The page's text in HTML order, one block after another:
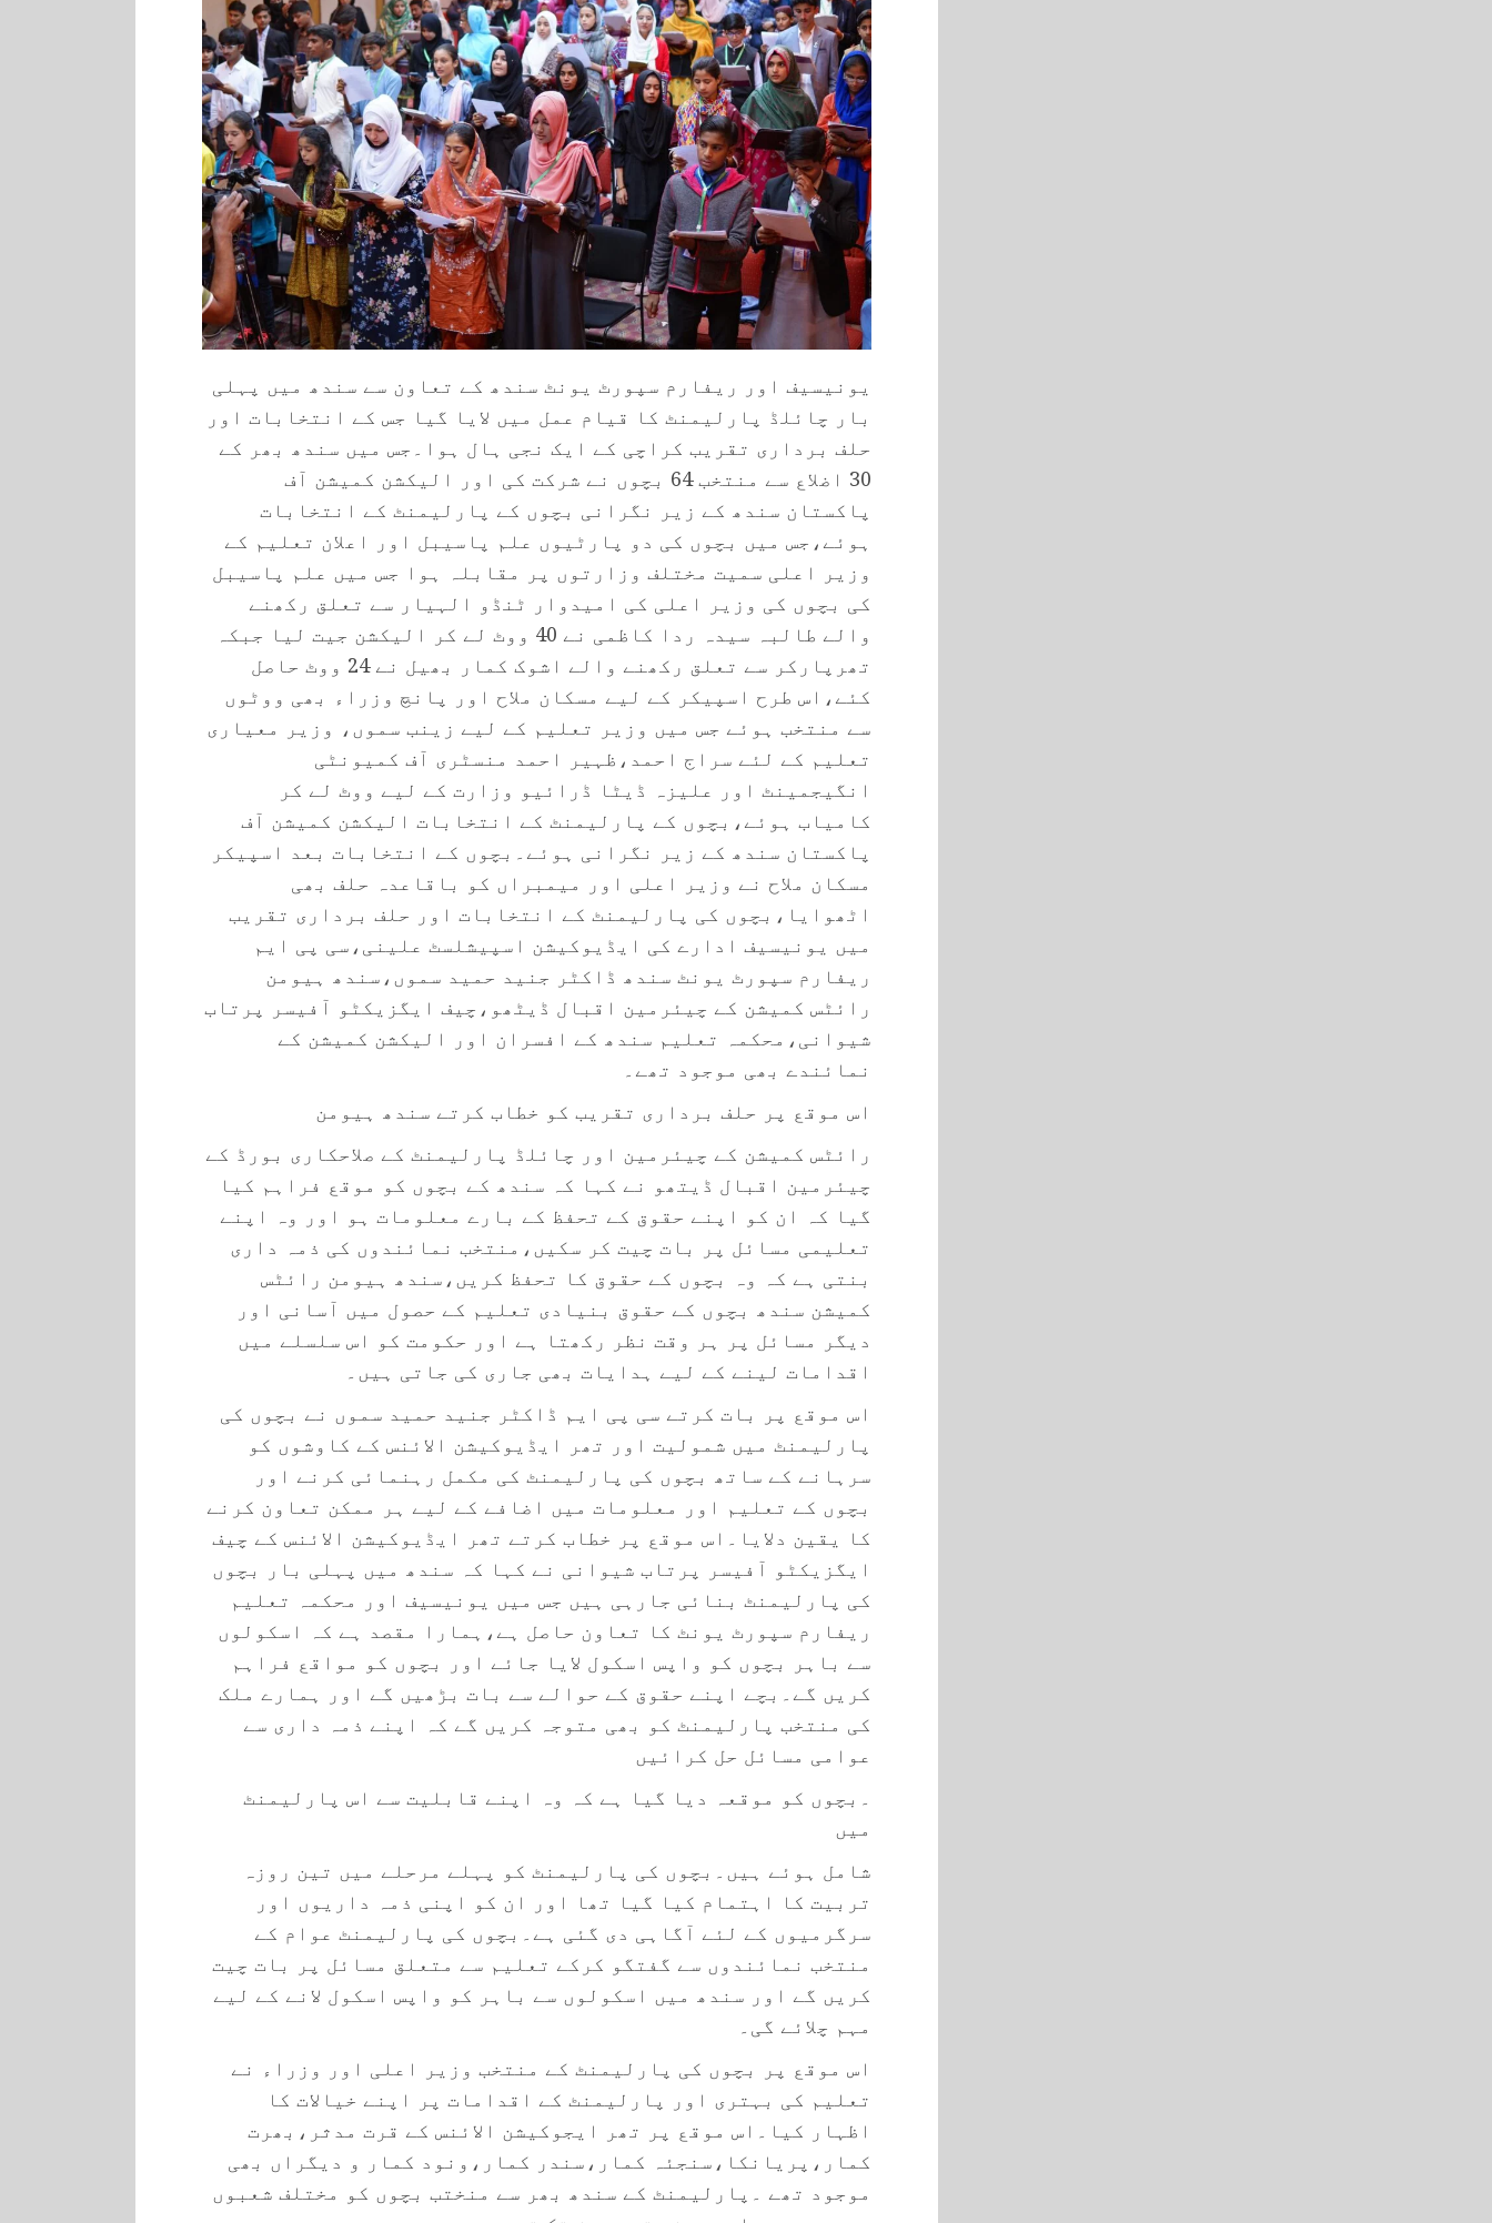
یونیسیف اور ریفارم سپورٹ یونٹ سندھ کے تعاون سے سندھ میں پہلی
بار چائلڈ پارلیمنٹ کا قیام عمل میں لایا گیا جس کے انتخابات اور
حلف برداری تقریب کراچی کے ایک نجی ہال ہوا۔جس میں سندھ بھر کے
30 اضلاع سے منتخب 64 بچوں نے شرکت کی اور الیکشن کمیشن آف
پاکستان سندھ کے زیر نگرانی بچوں کے پارلیمنٹ کے انتخابات
ہوئے،جس میں بچوں کی دو پارٹیوں علم پاسیبل اور اعلان تعلیم کے
وزیر اعلی سمیت مختلف وزارتوں پر مقابلہ ہوا جس میں علم پاسیبل
کی بچوں کی وزیر اعلی کی امیدوار ٹنڈو الہیار سے تعلق رکھنے
والے طالبہ سیدہ ردا کاظمی نے 40 ووٹ لے کر الیکشن جیت لیا جبکہ
تھرپارکر سے تعلق رکھنے والے اشوک کمار بھیل نے 24 ووٹ حاصل
کئے،اس طرح اسپیکر کے لیے مسکان ملاح اور پانچ وزراء بھی ووٹوں
سے منتخب ہوئے جس میں وزیر تعلیم کے لیے زینب سموں، وزیر معیاری
تعلیم کے لئے سراج احمد،ظہیر احمد منسٹری آف کمیونٹی
انگیجمینٹ اور علیزہ ڈیٹا ڈرائیو وزارت کے لیے ووٹ لے کر
کامیاب ہوئے،بچوں کے پارلیمنٹ کے انتخابات الیکشن کمیشن آف
پاکستان سندھ کے زیر نگرانی ہوئے۔بچوں کے انتخابات بعد اسپیکر
مسکان ملاح نے وزیر اعلی اور میمبراں کو باقاعدہ حلف بھی
اٹھوایا،بچوں کی پارلیمنٹ کے انتخابات اور حلف برداری تقریب
میں یونیسیف ادارے کی ایڈیوکیشن اسپیشلسٹ علینی،سی پی ایم
ریفارم سپورٹ یونٹ سندھ ڈاکٹر جنید حمید سموں،سندھ ہیومن
رائٹس کمیشن کے چیئرمین اقبال ڈیٹھو،چیف ایگزیکٹو آفیسر پرتاب
شیوانی،محکمہ تعلیم سندھ کے افسران اور الیکشن کمیشن کے
نمائندے بھی موجود تھے۔
اس موقع پر حلف برداری تقریب کو خطاب کرتے سندھ ہیومن
رائٹس کمیشن کے چیئرمین اور چائلڈ پارلیمنٹ کے صلاحکاری بورڈ کے
چیئرمین اقبال ڈیتھو نے کہا کہ سندھ کے بچوں کو موقع فراہم کیا
گیا کہ ان کو اپنے حقوق کے تحفظ کے بارے معلومات ہو اور وہ اپنے
تعلیمی مسائل پر بات چیت کر سکیں،منتخب نمائندوں کی ذمہ داری
بنتی ہے کہ وہ بچوں کے حقوق کا تحفظ کریں،سندھ ہیومن رائٹس
کمیشن سندھ بچوں کے حقوق بنیادی تعلیم کے حصول میں آسانی اور
دیگر مسائل پر ہر وقت نظر رکھتا ہے اور حکومت کو اس سلسلے میں
اقدامات لینے کے لیے ہدایات بھی جاری کی جاتی ہیں۔
اس موقع پر بات کرتے سی پی ایم ڈاکٹر جنید حمید سموں نے بچوں کی
پارلیمنٹ میں شمولیت اور تھر ایڈیوکیشن الائنس کے کاوشوں کو
سرہانے کے ساتھ بچوں کی پارلیمنٹ کی مکمل رہنمائی کرنے اور
بچوں کے تعلیم اور معلومات میں اضافے کے لیے ہر ممکن تعاون کرنے
کا یقین دلایا۔اس موقع پر خطاب کرتے تھر ایڈیوکیشن الائنس کے چیف
ایگزیکٹو آفیسر پرتاب شیوانی نے کہا کہ سندھ میں پہلی بار بچوں
کی پارلیمنٹ بنائی جارہی ہیں جس میں یونیسیف اور محکمہ تعلیم
ریفارم سپورٹ یونٹ کا تعاون حاصل ہے،ہمارا مقصد ہے کہ اسکولوں
سے باہر بچوں کو واپس اسکول لایا جائے اور بچوں کو مواقع فراہم
کریں گے۔بچے اپنے حقوق کے حوالے سے بات بڑھیں گے اور ہمارے ملک
کی منتخب پارلیمنٹ کو بھی متوجہ کریں گے کہ اپنے ذمہ داری سے
عوامی مسائل حل کرائیں
۔بچوں کو موقعہ دیا گیا ہے کہ وہ اپنے قابلیت سے اس پارلیمنٹ
میں
شامل ہوئے ہیں۔بچوں کی پارلیمنٹ کو پہلے مرحلے میں تین روزہ
تربیت کا اہتمام کیا گیا تھا اور ان کو اپنی ذمہ داریوں اور
سرگرمیوں کے لئے آگاہی دی گئی ہے۔بچوں کی پارلیمنٹ عوام کے
منتخب نمائندوں سے گفتگو کرکے تعلیم سے متعلق مسائل پر بات چیت
کریں گے اور سندھ میں اسکولوں سے باہر کو واپس اسکول لانے کے لیے
مہم چلائے گی۔
اس موقع پر بچوں کی پارلیمنٹ کے منتخب وزیر اعلی اور وزراء نے
تعلیم کی بہتری اور پارلیمنٹ کے اقدامات پر اپنے خیالات کا
اظہار کیا۔اس موقع پر تھر ایجوکیشن الائنس کے قرت مدثر،بھرت
کمار،پریانکا،سنجئہ کمار،سندر کمار،ونود کمار و دیگراں بھی
موجود تھے ۔پارلیمنٹ کے سندھ بھر سے منختب بچوں کو مختلف شعبوں